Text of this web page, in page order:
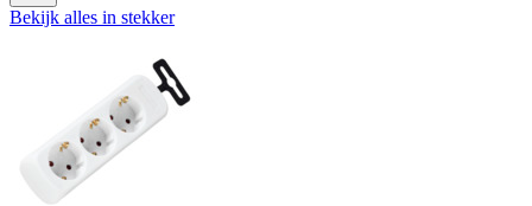
Bekijk alles in stekker